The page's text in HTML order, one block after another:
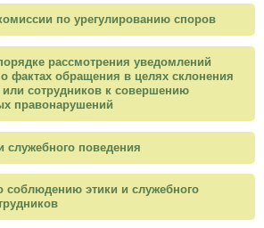
по урегулированию споров
рассмотрения уведомлений
о фактах обращения в целях склонения
или сотрудников к совершению
правонарушений
служебного поведения
соблюдению этики и служебного